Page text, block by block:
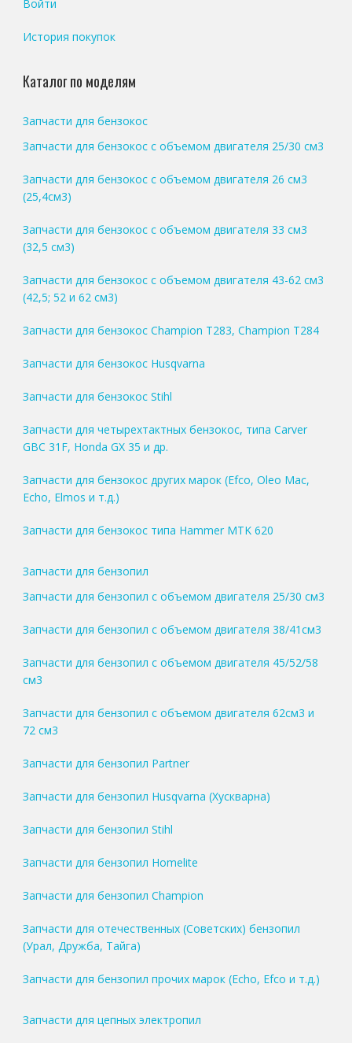
Войти
История покупок
Каталог по моделям
Запчасти для бензокос
Запчасти для бензокос с объемом двигателя 25/30 см3
Запчасти для бензокос с объемом двигателя 26 см3
(25,4см3)
Запчасти для бензокос с объемом двигателя 33 см3
(32,5 см3)
Запчасти для бензокос с объемом двигателя 43-62 см3
(42,5; 52 и 62 см3)
Запчасти для бензокос Champion T283, Champion T284
Запчасти для бензокос Husqvarna
Запчасти для бензокос Stihl
Запчасти для четырехтактных бензокос, типа Carver
GBC 31F, Honda GX 35 и др.
Запчасти для бензокос других марок (Efco, Oleo Mac,
Echo, Elmos и т.д.)
Запчасти для бензокос типа Hammer MTK 620
Запчасти для бензопил
Запчасти для бензопил с объемом двигателя 25/30 см3
Запчасти для бензопил с объемом двигателя 38/41см3
Запчасти для бензопил с объемом двигателя 45/52/58
см3
Запчасти для бензопил с объемом двигателя 62см3 и
72 см3
Запчасти для бензопил Partner
Запчасти для бензопил Husqvarna (Хускварна)
Запчасти для бензопил Stihl
Запчасти для бензопил Homelite
Запчасти для бензопил Champion
Запчасти для отечественных (Советских) бензопил
(Урал, Дружба, Тайга)
Запчасти для бензопил прочих марок (Echo, Efco и т.д.)
Запчасти для цепных электропил